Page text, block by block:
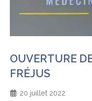
OUVERTURE
FRÉJUS
20 juillet 2022